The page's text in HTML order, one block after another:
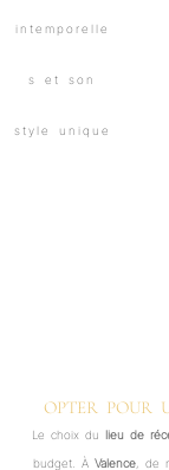
OPTER POUR
Le choix du lieu de
budget. À Valence , de